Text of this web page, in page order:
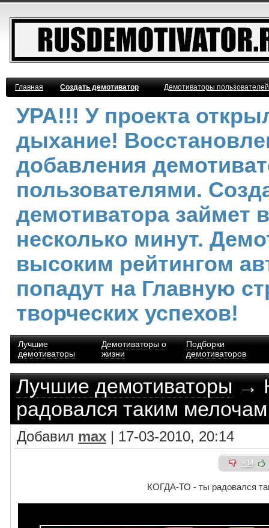
Главная Создать демотиватор Демотиваторы
УРА!!! У проекта
дыхание!
добавления
пользователями.
демотиватора займет
несколько минут.
высоким рейтингом
попадут на Главную
творческих успехов!
Лучшие
демотиваторы
Демотиваторы о
жизни
Подборки
демотиваторов
Лучшие демотиваторы→
радовался таким мелочам
Добавил max | 17-03-2010, 20:14
+34
КОГДА-ТО - ты радовался